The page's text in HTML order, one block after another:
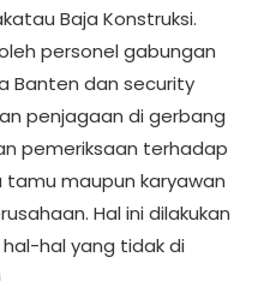
Baja Konstruksi.
personel gabungan
Banten dan security
penjagaan di gerbang
pemeriksaan terhadap
tamu maupun karyawan
Hal ini dilakukan
hal yang tidak di